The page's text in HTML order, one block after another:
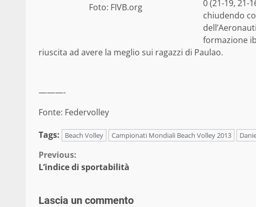
Foto: FIVB.org
0 (21-19, 21-
chiudendo
formazione
riuscita ad avere la meglio sui ragazzi di Paulao.
———-
Fonte: Federvolley
Tags:
Beach Volley Campionati Mondiali Beach Volley 2013
Continue
Reading
Previous:
L’indice di sportabilità
Lascia un commento